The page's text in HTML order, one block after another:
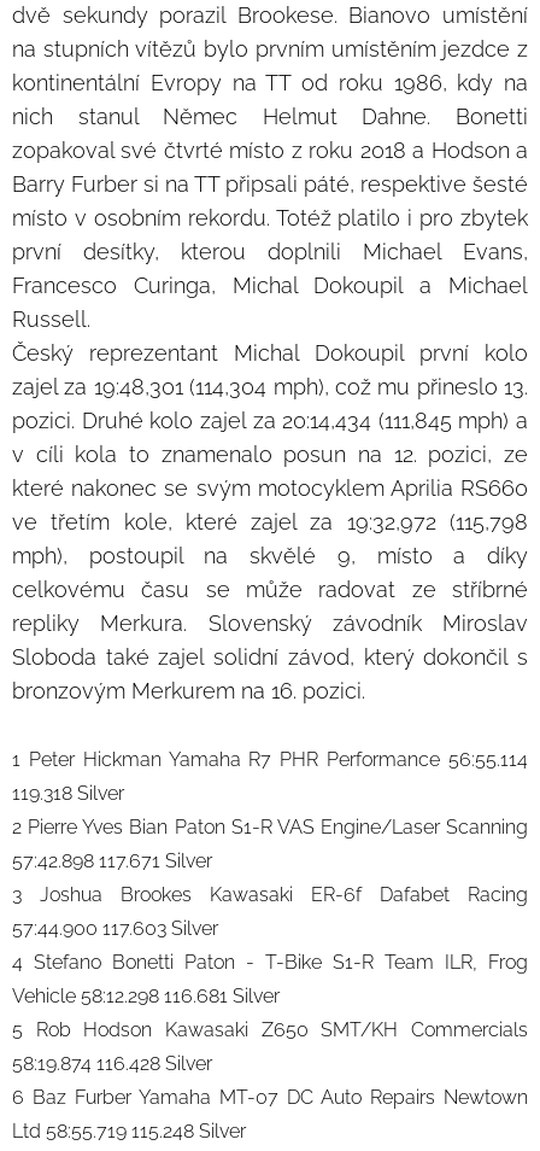
dvě sekundy porazil Brookese. Bianovo umístění
na stupních vítězů bylo prvním umístěním jezdce z
kontinentální Evropy na TT od roku 1986, kdy na
nich stanul Němec Helmut Dahne. Bonetti
zopakoval své čtvrté místo z roku 2018 a Hodson a
Barry Furber si na TT připsali páté, respektive šesté
místo v osobním rekordu. Totéž platilo i pro zbytek
první desítky, kterou doplnili Michael Evans,
Francesco Curinga, Michal Dokoupil a Michael
Russell.
Český reprezentant Michal Dokoupil první kolo
zajel za 19:48,301 (114,304 mph), což mu přineslo 13.
pozici. Druhé kolo zajel za 20:14,434 (111,845 mph) a
v cíli kola to znamenalo posun na 12. pozici, ze
které nakonec se svým motocyklem Aprilia RS660
ve třetím kole, které zajel za 19:32,972 (115,798
mph), postoupil na skvělé 9, místo a díky
celkovému času se může radovat ze stříbrné
repliky Merkura. Slovenský závodník Miroslav
Sloboda také zajel solidní závod, který dokončil s
bronzovým Merkurem na 16. pozici.
1 Peter Hickman Yamaha R7 PHR Performance 56:55.114
119.318 Silver
2 Pierre Yves Bian Paton S1-R VAS Engine/Laser Scanning
57:42.898 117.671 Silver
3 Joshua Brookes Kawasaki ER-6f Dafabet Racing
57:44.900 117.603 Silver
4 Stefano Bonetti Paton - T-Bike S1-R Team ILR, Frog
Vehicle 58:12.298 116.681 Silver
5 Rob Hodson Kawasaki Z650 SMT/KH Commercials
58:19.874 116.428 Silver
6 Baz Furber Yamaha MT-07 DC Auto Repairs Newtown
Ltd 58:55.719 115.248 Silver